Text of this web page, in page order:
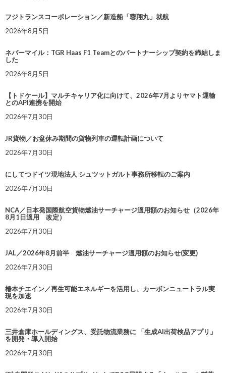
フジトランスコーポレーション／新造船「蓉翔丸」就航
2026年8月5日
ネバーマイル：TGR Haas F1 Teamとのパートナーシップ契約を締結しま
した
2026年8月5日
【トドケール】マルチキャリア化に向けて、2026年7月よりヤマト運輸
とのAPI連携を開始
2026年7月30日
JR貨物／お盆休み期間の貨物列車の運転計画について
2026年7月30日
にしてつドイツ現地法人 シュツットガルト事務所移転のご案内
2026年7月30日
NCA／日本発国際航空貨物燃油サーチャージ適用額のお知らせ（2026年
8月1日適用 改定）
2026年7月30日
JAL／2026年8月前半 燃油サーチャージ適用額のお知らせ(変更)
2026年7月30日
椿本チエイン／再生可能エネルギーを活用し、カーボンニュートラル実
現を加速
2026年7月30日
三井倉庫ホールディングス、受託物流業務に 「生成AI出荷検品アプリ」
を開発・導入開始
2026年7月30日